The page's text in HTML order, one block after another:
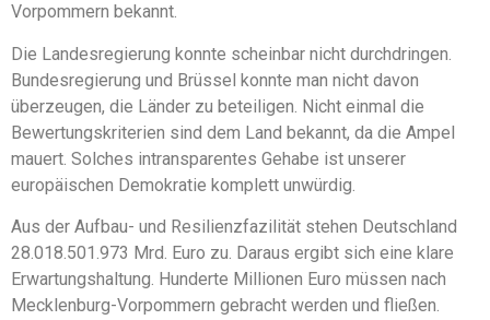
Vorpommern bekannt.
Die Landesregierung konnte scheinbar nicht durchdringen.
Bundesregierung und Brüssel konnte man nicht davon
überzeugen, die Länder zu beteiligen. Nicht einmal die
Bewertungskriterien sind dem Land bekannt, da die Ampel
mauert. Solches intransparentes Gehabe ist unserer
europäischen Demokratie komplett unwürdig.
Aus der Aufbau- und Resilienzfazilität stehen Deutschland
28.018.501.973 Mrd. Euro zu. Daraus ergibt sich eine klare
Erwartungshaltung. Hunderte Millionen Euro müssen nach
Mecklenburg-Vorpommern gebracht werden und fließen.